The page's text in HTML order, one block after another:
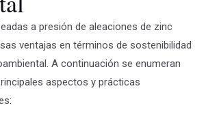
a presión de aleaciones de zinc
ventajas en términos de sostenibilidad
A continuación se enumeran
aspectos y prácticas